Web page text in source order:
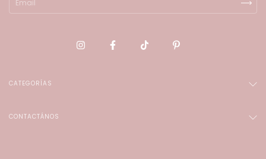
CATEGORÍAS
CONTACTÁNOS